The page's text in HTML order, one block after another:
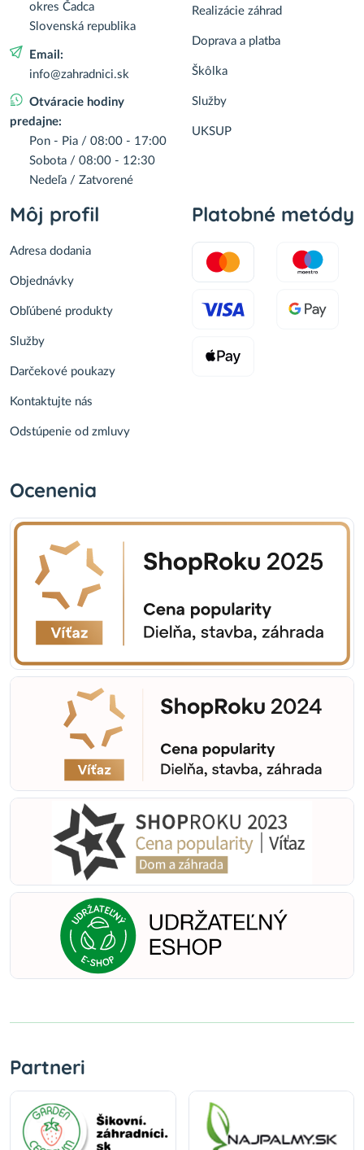
okres Čadca
Slovenská republika
Email:
info@zahradnici.sk
Otváracie hodiny
predajne:
Pon - Pia / 08:00 - 17:00
Sobota / 08:00 - 12:30
Nedeľa / Zatvorené
Realizácie záhrad
Doprava a platba
Škôlka
Služby
UKSUP
Môj profil
Adresa dodania
Objednávky
Obľúbené produkty
Služby
Darčekové poukazy
Kontaktujte nás
Odstúpenie od zmluvy
Platobné metódy
Ocenenia
Partneri